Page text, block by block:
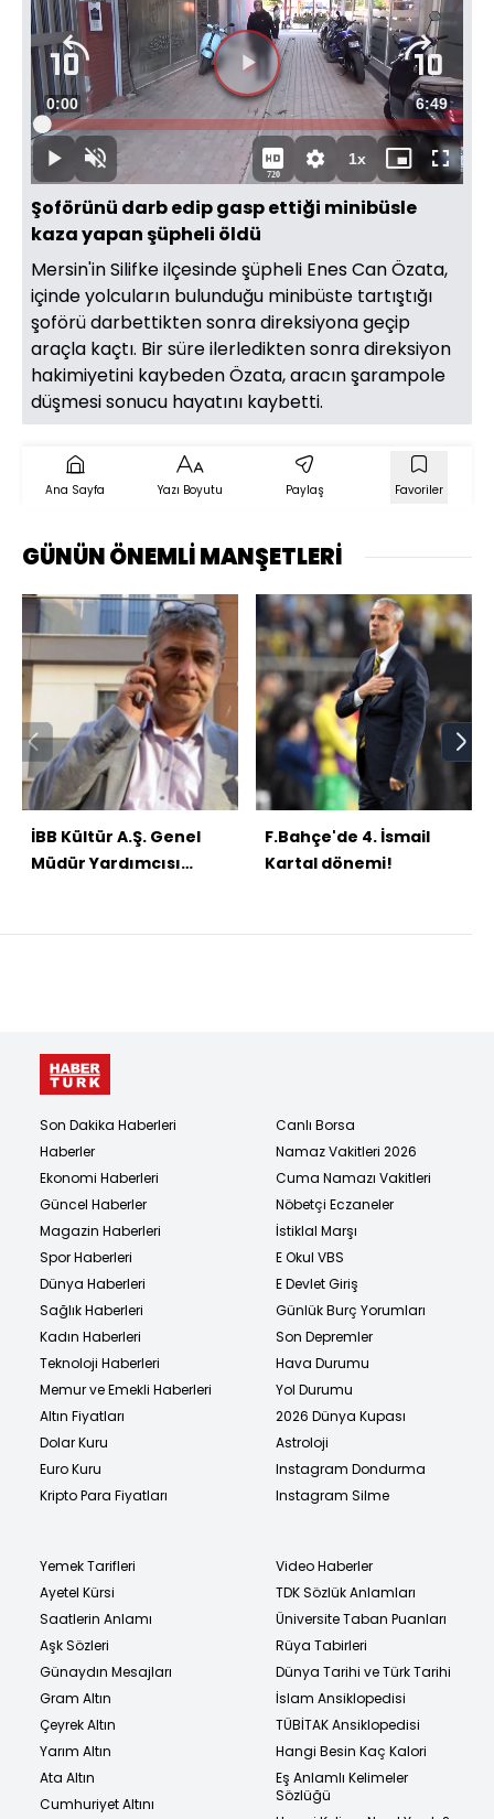
Videoyu
Oynat
OynatSesi
Aç
Süre
0:00 Toplam
Süre
6:49
720
Yüklendi:
1.69%
1xOynatma
Hızı
Mini
oynatıcı
Tam
Ekran
Şoförünü darb edip gasp ettiği minibüsle
kaza yapan şüpheli öldü
Mersin'in Silifke ilçesinde şüpheli Enes Can Özata,
içinde yolcuların bulunduğu minibüste tartıştığı
şoförü darbettikten sonra direksiyona geçip
araçla kaçtı. Bir süre ilerledikten sonra direksiyon
hakimiyetini kaybeden Özata, aracın şarampole
düşmesi sonucu hayatını kaybetti.
Ana Sayfa Yazı Boyutu Paylaş Favoriler
GÜNÜN ÖNEMLİ MANŞETLERİ
İBB Kültür A.Ş. Genel
Müdür Yardımcısı
F.Bahçe'de 4. İsmail
Kartal dönemi!
Son Dakika Haberleri
Haberler
Ekonomi Haberleri
Güncel Haberler
Magazin Haberleri
Spor Haberleri
Dünya Haberleri
Sağlık Haberleri
Kadın Haberleri
Teknoloji Haberleri
Memur ve Emekli Haberleri
Altın Fiyatları
Dolar Kuru
Euro Kuru
Kripto Para Fiyatları
Canlı Borsa
Namaz Vakitleri 2026
Cuma Namazı Vakitleri
Nöbetçi Eczaneler
İstiklal Marşı
E Okul VBS
E Devlet Giriş
Günlük Burç Yorumları
Son Depremler
Hava Durumu
Yol Durumu
2026 Dünya Kupası
Astroloji
Instagram Dondurma
Instagram Silme
Yemek Tarifleri
Ayetel Kürsi
Saatlerin Anlamı
Aşk Sözleri
Günaydın Mesajları
Gram Altın
Çeyrek Altın
Yarım Altın
Ata Altın
Cumhuriyet Altını
Video Haberler
TDK Sözlük Anlamları
Üniversite Taban Puanları
Rüya Tabirleri
Dünya Tarihi ve Türk Tarihi
İslam Ansiklopedisi
TÜBİTAK Ansiklopedisi
Hangi Besin Kaç Kalori
Eş Anlamlı Kelimeler
Sözlüğü